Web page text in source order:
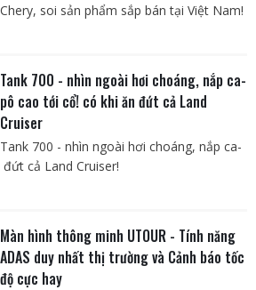
Chery, soi sản phẩm sắp bán tại Việt Nam!
Tank 700 - nhìn ngoài hơi choáng, nắp ca-
pô cao tới cổ! có khi ăn đứt cả Land
Cruiser
Tank 700 - nhìn ngoài hơi choáng, nắp ca-
cả Land Cruiser!
Màn hình thông minh UTOUR - Tính năng
ADAS duy nhất thị trường và Cảnh báo tốc
độ cực hay